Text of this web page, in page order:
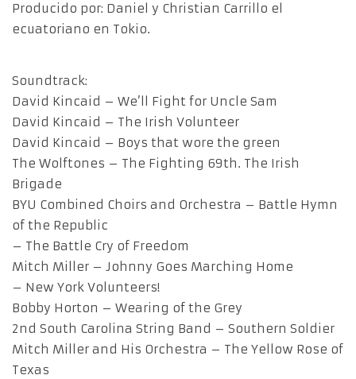
Producido por: Daniel y Christian Carrillo el
ecuatoriano en Tokio.
Soundtrack:
David Kincaid – We’ll Fight for Uncle Sam
David Kincaid – The Irish Volunteer
David Kincaid – Boys that wore the green
The Wolftones – The Fighting 69th. The Irish
Brigade
BYU Combined Choirs and Orchestra – Battle Hymn
of the Republic
– The Battle Cry of Freedom
Mitch Miller – Johnny Goes Marching Home
– New York Volunteers!
Bobby Horton – Wearing of the Grey
2nd South Carolina String Band – Southern Soldier
Mitch Miller and His Orchestra – The Yellow Rose of
Texas